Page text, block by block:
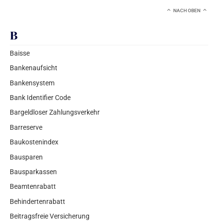
NACH OBEN
B
Baisse
Bankenaufsicht
Bankensystem
Bank Identifier Code
Bargeldloser Zahlungsverkehr
Barreserve
Baukostenindex
Bausparen
Bausparkassen
Beamtenrabatt
Behindertenrabatt
Beitragsfreie Versicherung